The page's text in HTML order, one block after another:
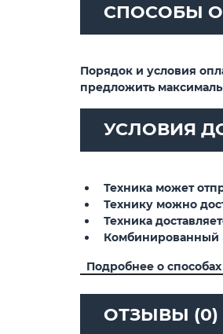
СПОСОБЫ
Порядок и условия
предложить
УСЛОВИЯ
Техника может
Технику можно
Техника
Комбинированный
Подробнее о
ОТЗЫВЫ (0)